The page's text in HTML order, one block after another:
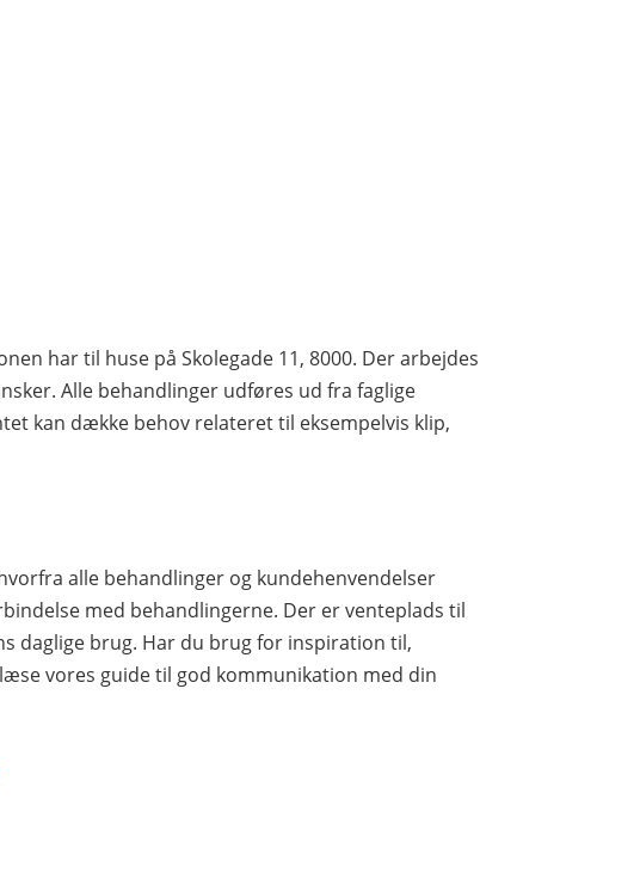
har til huse på Skolegade 11, 8000. Der arbejdes
Alle behandlinger udføres ud fra faglige
kan dække behov relateret til eksempelvis klip,
alle behandlinger og kundehenvendelser
med behandlingerne. Der er venteplads til
daglige brug. Har du brug for inspiration til,
vores guide til god kommunikation med din